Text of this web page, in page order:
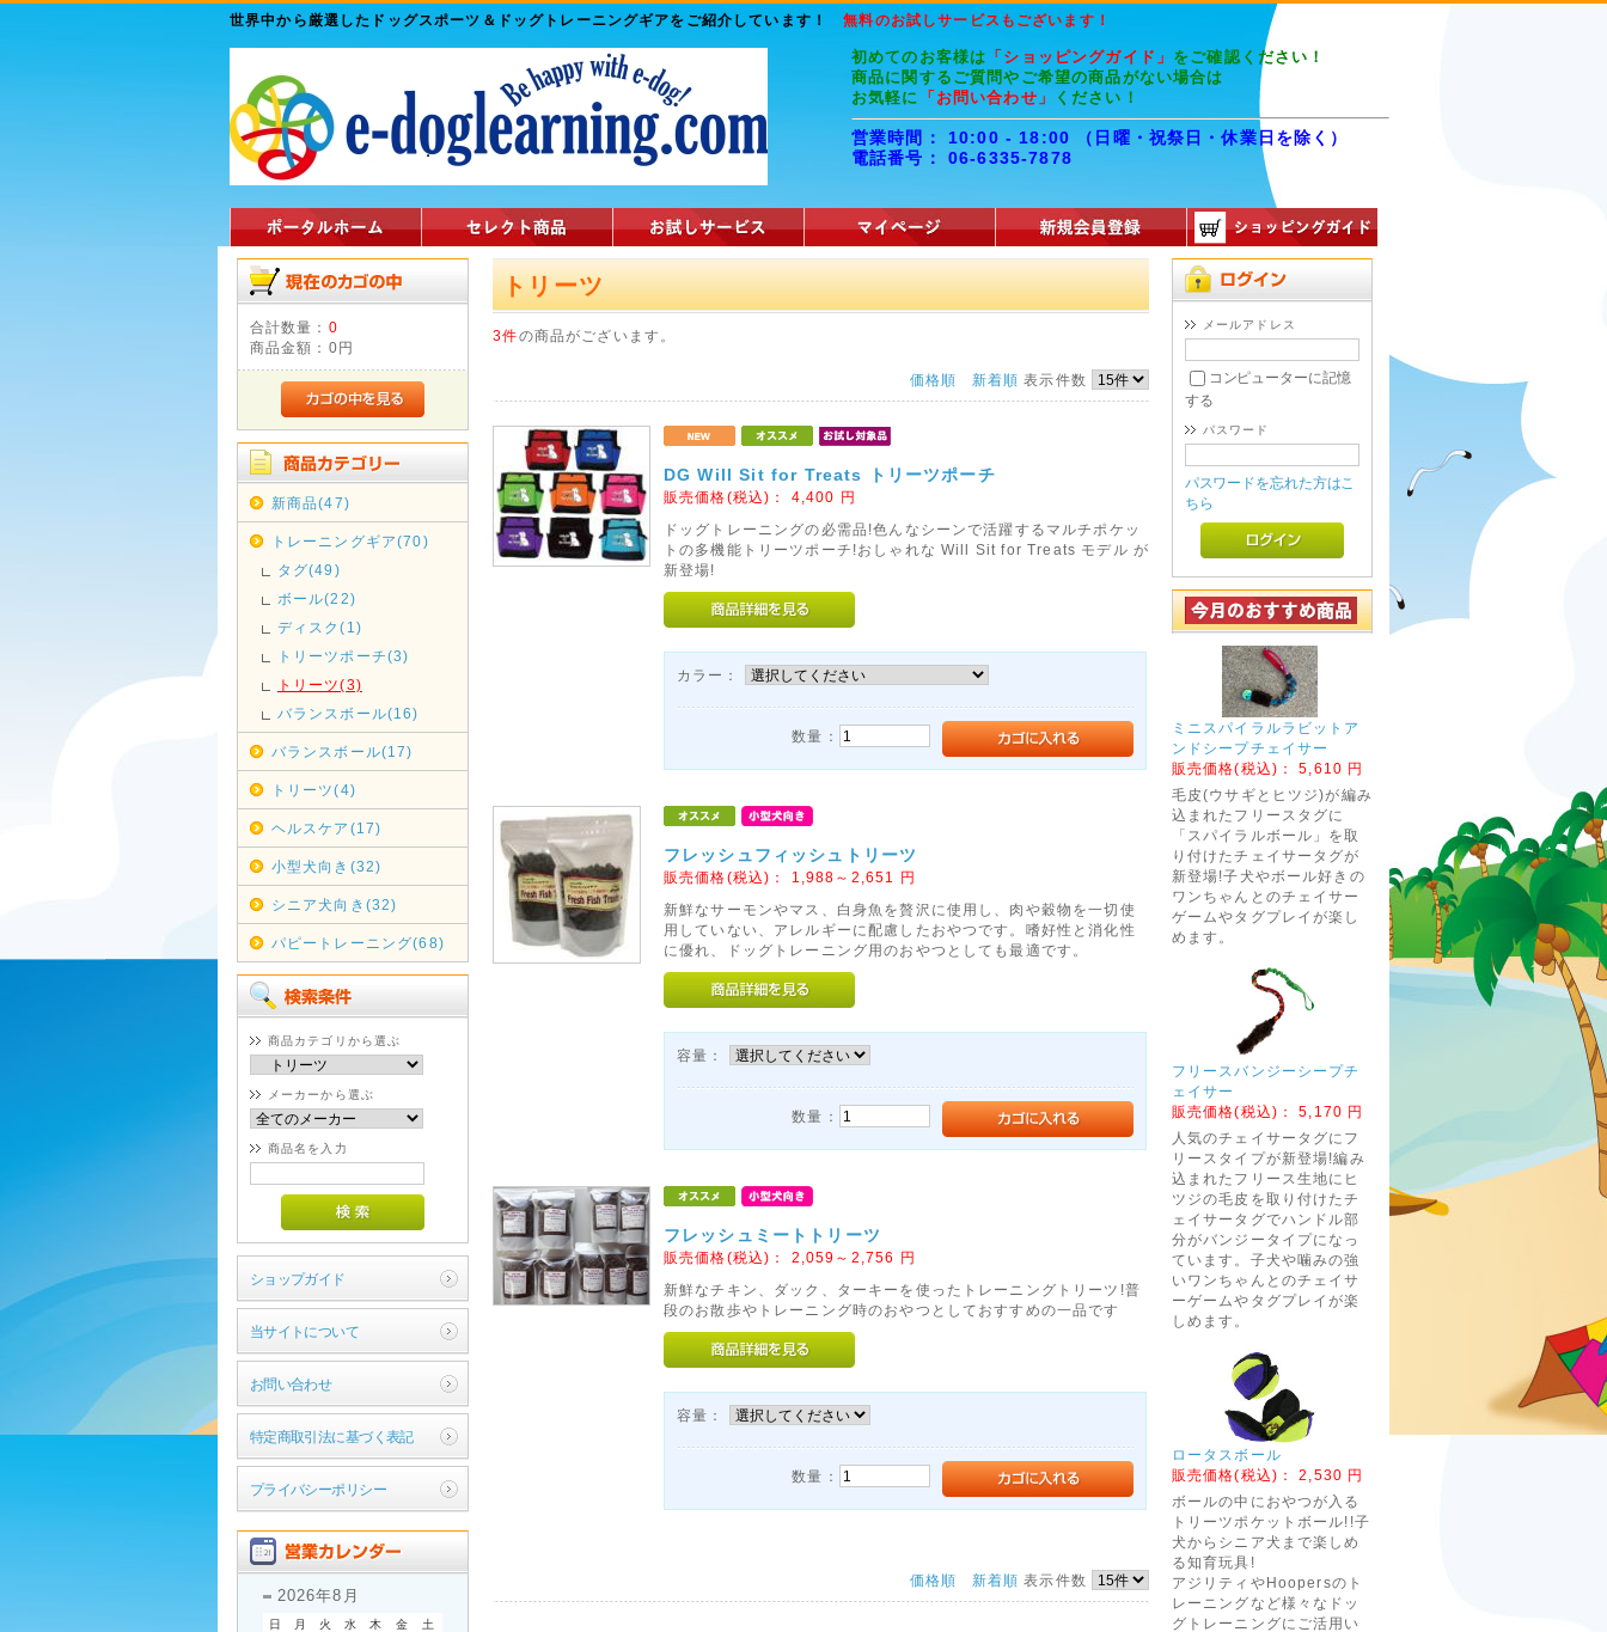
世界中から厳選したドッグスポーツ＆ドッグトレーニングギアをご紹介しています！無料のお試しサービスもございます！
初めてのお客様は 「ショッピングガイド」 をご確認ください！
商品に関するご質問やご希望の商品がない場合は
お気軽に
「お問い合わせ」 ください！
営業時間： 10:00 - 18:00 （日曜・祝祭日・休業日を除く）
電話番号： 06-6335-7878
合計数量： 0
商品金額： 0円
新商品(47)
トレーニングギア(70)
タグ(49)
ボール(22)
ディスク(1)
トリーツポーチ(3)
トリーツ(3)
バランスボール(16)
バランスボール(17)
トリーツ(4)
ヘルスケア(17)
小型犬向き(32)
シニア犬向き(32)
パピートレーニング(68)
商品カテゴリから選ぶ
メーカーから選ぶ
商品名を入力
ショップガイド
当サイトについて
お問い合わせ
特定商取引法に基づく表記
プライバシーポリシー
2026年8月
日 月 火 水 木 金
土
トリーツ
3件の商品がございます。
価格順 新着順 表示件数
DG Will Sit for Treats トリーツポーチ
販売価格(税込)： 4,400 円
ドッグトレーニングの必需品!色んなシーンで活躍するマルチポケッ
トの多機能トリーツポーチ!おしゃれな Will Sit for Treats モデル が
新登場!
カラー：
数量：
フレッシュフィッシュトリーツ
販売価格(税込)： 1,988～2,651 円
新鮮なサーモンやマス、白身魚を贅沢に使用し、肉や穀物を一切使
用していない、アレルギーに配慮したおやつです。嗜好性と消化性
に優れ、ドッグトレーニング用のおやつとしても最適です。
容量：
数量：
フレッシュミートトリーツ
販売価格(税込)： 2,059～2,756 円
新鮮なチキン、ダック、ターキーを使ったトレーニングトリーツ!普
段のお散歩やトレーニング時のおやつとしておすすめの一品です
容量：
数量：
価格順 新着順 表示件数
メールアドレス
コンピューターに記憶
する
パスワード
パスワードを忘れた方はこ
ちら
ミニスパイラルラビットア
ンドシープチェイサー
販売価格(税込)：5,610 円
毛皮(ウサギとヒツジ)が編み
込まれたフリースタグに
「スパイラルボール」を取
り付けたチェイサータグが
新登場!子犬やボール好きの
ワンちゃんとのチェイサー
ゲームやタグプレイが楽し
めます。
フリースバンジーシープチ
ェイサー
販売価格(税込)：5,170 円
人気のチェイサータグにフ
リースタイプが新登場!編み
込まれたフリース生地にヒ
ツジの毛皮を取り付けたチ
ェイサータグでハンドル部
分がバンジータイプになっ
ています。子犬や噛みの強
いワンちゃんとのチェイサ
ーゲームやタグプレイが楽
しめます。
ロータスボール
販売価格(税込)：2,530 円
ボールの中におやつが入る
トリーツポケットボール!!子
犬からシニア犬まで楽しめ
る知育玩具!
アジリティやHoopersのト
レーニングなど様々なドッ
グトレーニングにご活用い